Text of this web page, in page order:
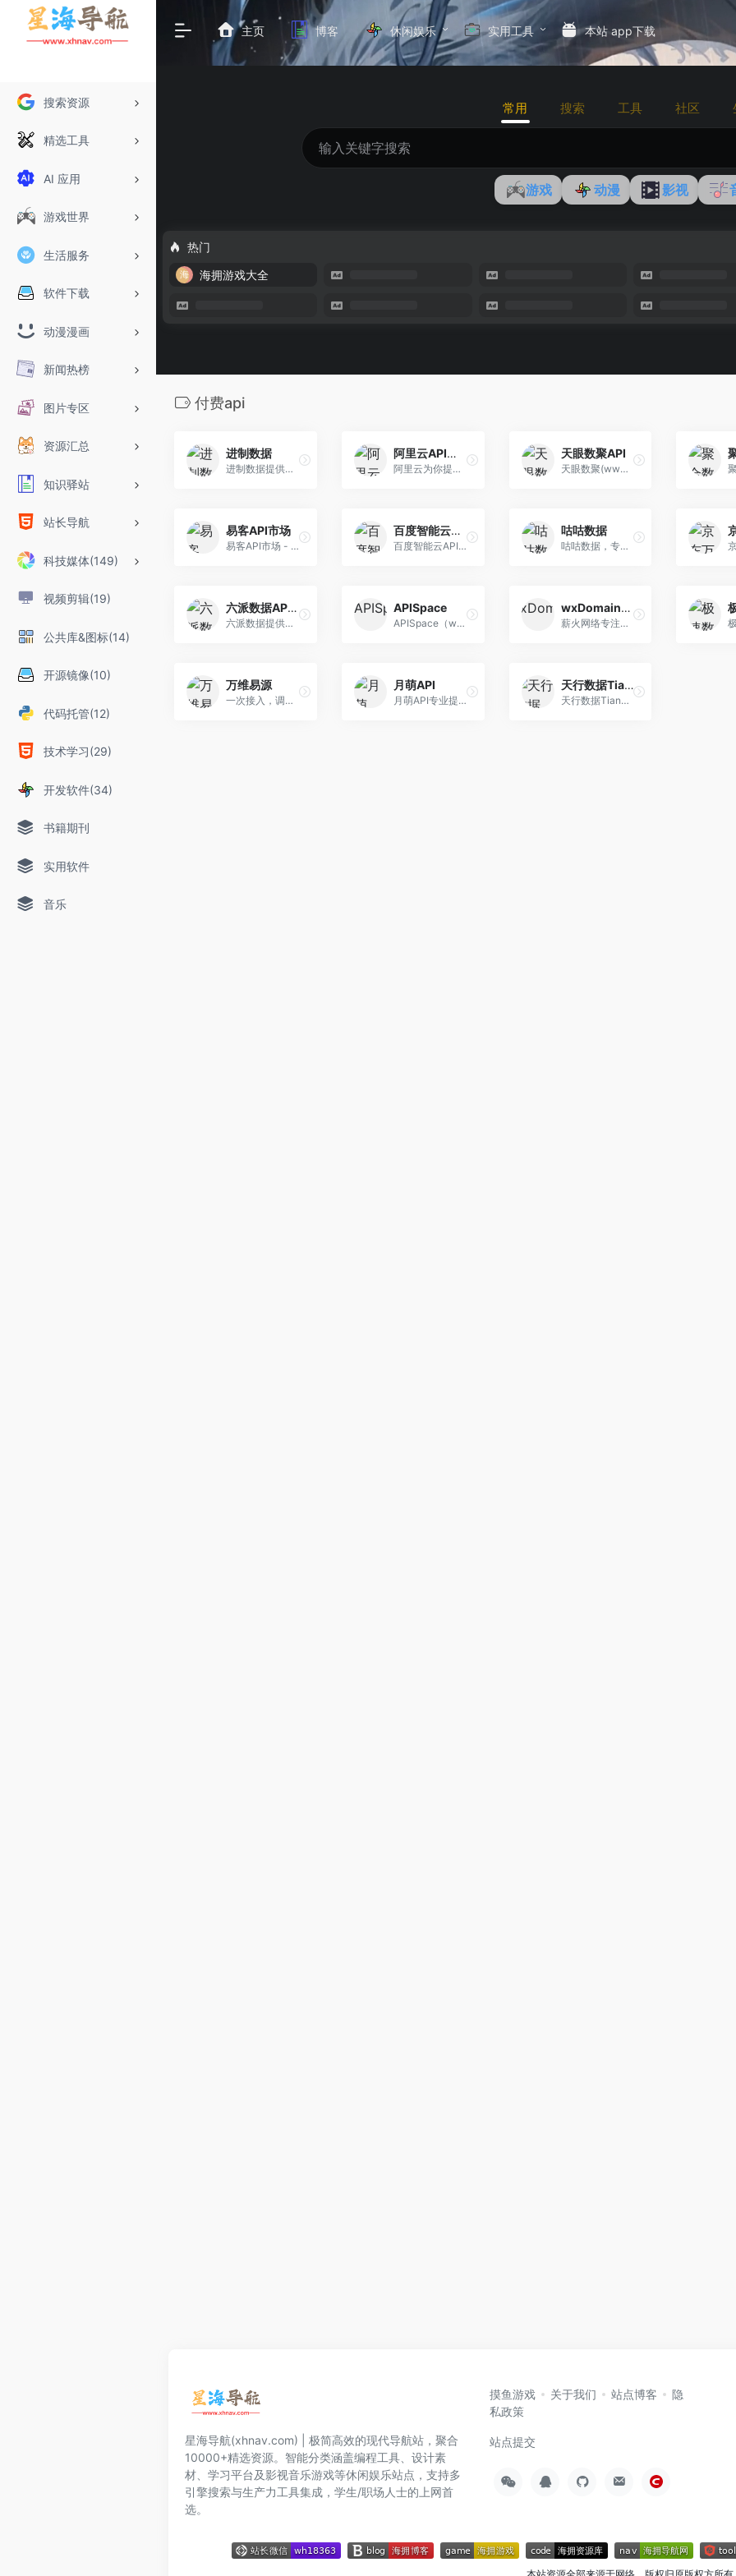
搜索资源
精选工具
AI 应用
游戏世界
生活服务
软件下载
动漫漫画
新闻热榜
图片专区
资源汇总
知识驿站
站长导航
科技媒体(149)
视频剪辑(19)
公共库&图标(14)
开源镜像(10)
代码托管(12)
技术学习(29)
开发软件(34)
书籍期刊
实用软件
音乐
主页 博客 休闲娱乐 实用工具 本站 app下载
常用 搜索 工具 社区
游戏 动漫 影视
热门
海拥游戏大全
付费api
进制数据
进制数据提供免费接口供开发者调用，并为开发者提供各种付费定制数据接口，找接口就上进制数据！
阿里云API市场
阿里云为你提供金融理财API,电子商务API,人工智能API,生活服务API,交通地理API,企业管理API等相关的各类API和服务,软件市场首选阿里云！
天眼数聚API
天眼数聚(www.tianyandata.cn)API接口平台,提供各类数据API接口免费调用服务,身份核验,运营商查询,OCR识别等数据接口应有尽有,所有接口高效稳定,支持在线测试,7×24小时全天候服务,天眼数据,专业的API接口服务商.
易客API市场
易客API市场 - API接口超市,API接口大全,免费API接口
百度智能云API商城
百度智能云API商城-API一站式采购基地，API商城提供天气查询API、实名认证API、短信验证码、OCR识别等海量API服务。选购API服务，首选百度智能云API商城。
咕咕数据
咕咕数据，专业的数据提供商，提供专业全面的数据接口 API，同时可提供专业的商业数据分析，让数据成为您的生产原料。
六派数据API接口
六派数据提供各类全国车辆违章查询API、天气API、衣食住行、金融、LBS数据以及其他各种有效合法资讯类信息数据。API调用灵活方便，高度安全，超高性能，海量接口 资源。六派数据，您身边的数据方案解决专家!
APISpace
APISpace（www.apispace.com）提供天气查询API、快递物流API、实名认证API、生活服务API、金融科技API、交通地理API、数据智能API、企业工商API等相关的API服务。
wxDomainAp
薪火网络专注微信域名检测，微信域名防封，QQ域名检测，QQ域名防红，短链接生成，备案域名查询API接口服务。检测接口分布式架构，多级备份容灾备份节点，节点切换热更新，高达99.95%服务可用性和99.9999999%的数据可靠性！服务热线：17628306635
万维易源
一次接入，调用全部。将一切数据API化。万维易源是一个统一了通讯协议的API总线，互联网接口调用的入口，高度安全，超高性能，海量接口资源。
月萌API
月萌API专业提供各类数据接口API服务，致力于打造综合性的接口总线平台，成为高效的数据交换网络，为创造价值而服务。
天行数据TianAPI
天行数据TianAPI开发者API数据平台，在这里您可以免费且轻松的调用各种API数据接口用于应用软件程序、移动App、Web网站、微信小程序开发等。
星海导航(xhnav.com) | 极简高效的现代导航站，聚合
10000+精选资源。智能分类涵盖编程工具、设计素
材、学习平台及影视音乐游戏等休闲娱乐站点，支持多
引擎搜索与生产力工具集成，学生/职场人士的上网首
选。
摸鱼游戏 关于我们 站点博客
隐
私政策
站点提交